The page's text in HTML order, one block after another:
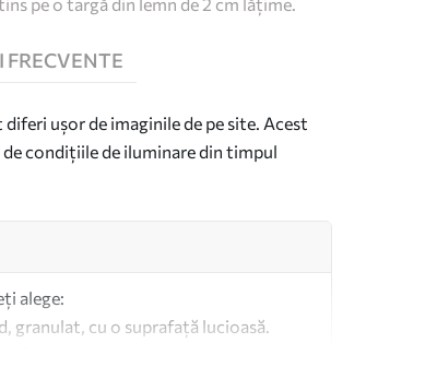
FRECVENTE
ușor de imaginile de pe site. Acest
condițiile de iluminare din timpul
alege:
granulat, cu o suprafață lucioasă.